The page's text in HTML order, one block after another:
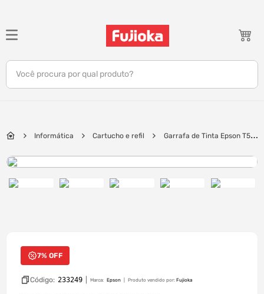
Você procura por qual produto?
Informática Cartucho e refil
Garrafa de Tinta Epson T574
7% OFF
Código: 233249 Marca: Epson Produto vendido por: Fujioka
TERMOS MAIS BUSCADOS
1º
notebook
5º
tablet
impressora